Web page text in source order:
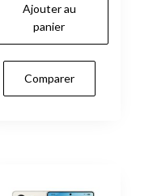
Ajouter au
panier
Comparer